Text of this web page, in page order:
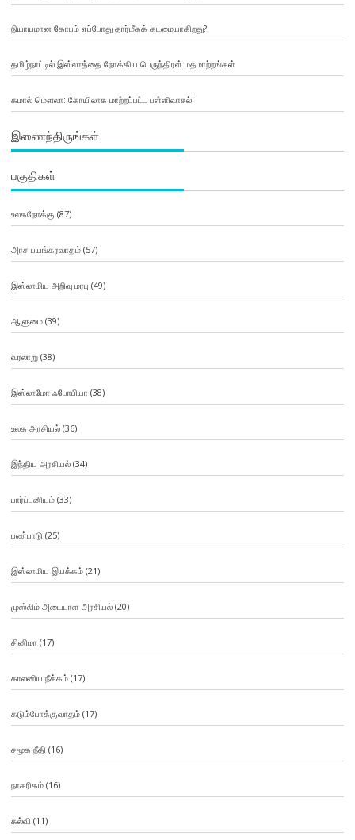
நியாயமான கோபம் எப்போது தார்மீகக் கடமையாகிறது?
தமிழ்நாட்டில் இஸ்லாத்தை நோக்கிய பெருந்திரள் மதமாற்றங்கள்
கமால் மௌலா: கோயிலாக மாற்றப்பட்ட பள்ளிவாசல்!
இணைந்திருங்கள்
பகுதிகள்
உலகநோக்கு (87)
அரச பயங்கரவாதம்(57)
இஸ்லாமிய அறிவு மரபு (49)
ஆளுமை(39)
வரலாறு(38)
இஸ்லாமோ ஃபோபியா (38)
உலக அரசியல்(36)
இந்திய அரசியல்(34)
பார்ப்பனியம்(33)
பண்பாடு(25)
இஸ்லாமிய இயக்கம்(21)
முஸ்லிம் அடையாள அரசியல்(20)
சினிமா (17)
காலனிய நீக்கம்(17)
கடும்போக்குவாதம்(17)
சமூக நீதி (16)
நாகரிகம்(16)
கல்வி (11)